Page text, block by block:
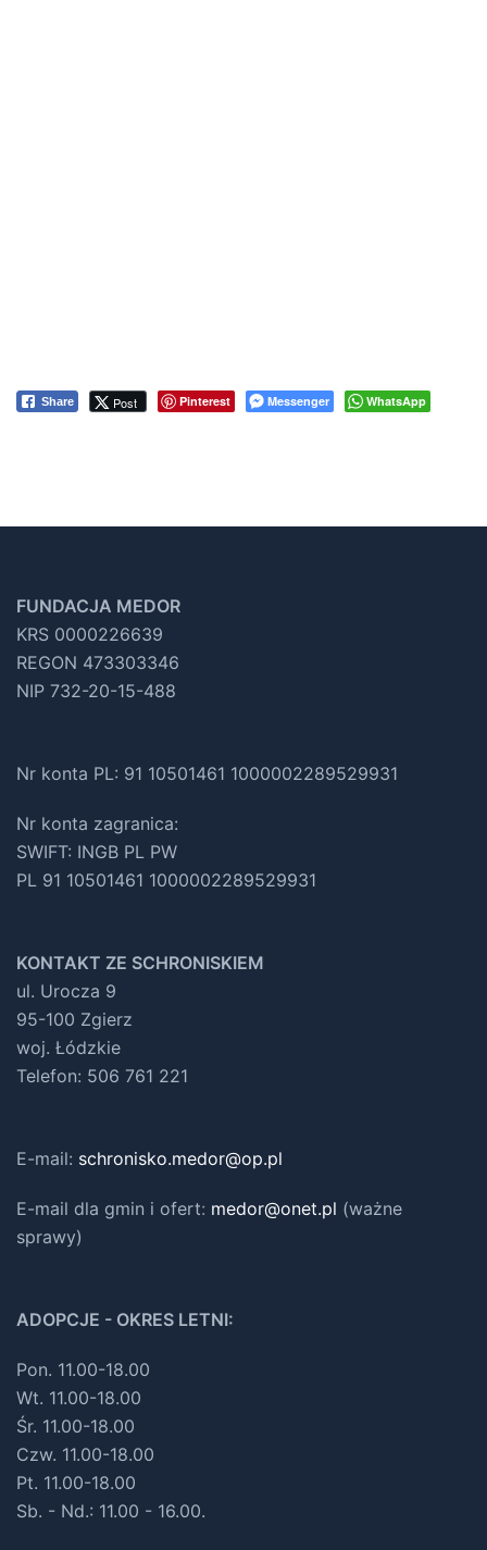
Share Post Pinterest Messenger WhatsApp
FUNDACJA MEDOR
KRS 0000226639
REGON 473303346
NIP 732-20-15-488
Nr konta PL: 91 10501461 1000002289529931
Nr konta zagranica:
SWIFT: INGB PL PW
PL 91 10501461 1000002289529931
KONTAKT ZE SCHRONISKIEM
ul. Urocza 9
95-100 Zgierz
woj. Łódzkie
Telefon: 506 761 221
E-mail: schronisko.medor@op.pl
E-mail dla gmin i ofert: medor@onet.pl (ważne
sprawy)
ADOPCJE - OKRES LETNI:
Pon. 11.00-18.00
Wt. 11.00-18.00
Śr. 11.00-18.00
Czw. 11.00-18.00
Pt. 11.00-18.00
Sb. - Nd.: 11.00 - 16.00.